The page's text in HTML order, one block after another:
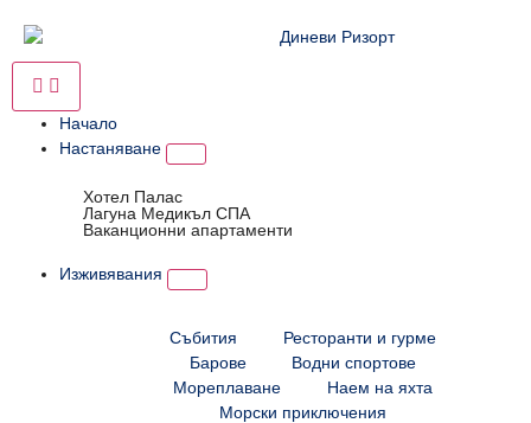
Начало
Настаняване
Хотел Палас
Лагуна Медикъл СПА
Ваканционни апартаменти
Изживявания
Събития
Ресторанти и гурме
Барове
Водни спортове
Мореплаване
Наем на яхта
Морски приключения